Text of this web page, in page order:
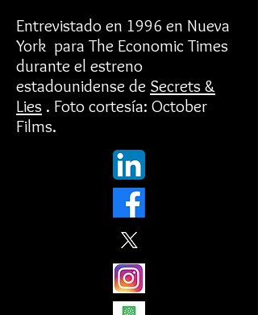
Entrevistado en 1996 en Nueva
York para The Economic Times
durante el estreno
estadounidense de Secrets &
Lies . Foto cortesía: October
Films.